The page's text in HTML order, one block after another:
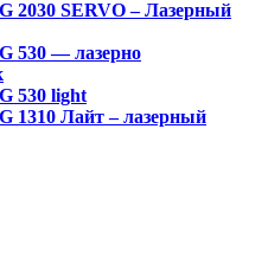
2030 SERVO – Лазерный
530 — лазерно
530 light
1310 Лайт – лазерный